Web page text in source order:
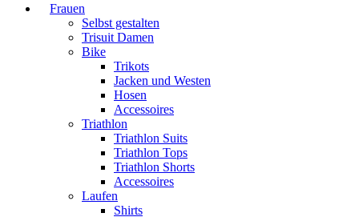
Frauen
Selbst gestalten
Trisuit Damen
Bike
Trikots
Jacken und Westen
Hosen
Accessoires
Triathlon
Triathlon Suits
Triathlon Tops
Triathlon Shorts
Accessoires
Laufen
Shirts